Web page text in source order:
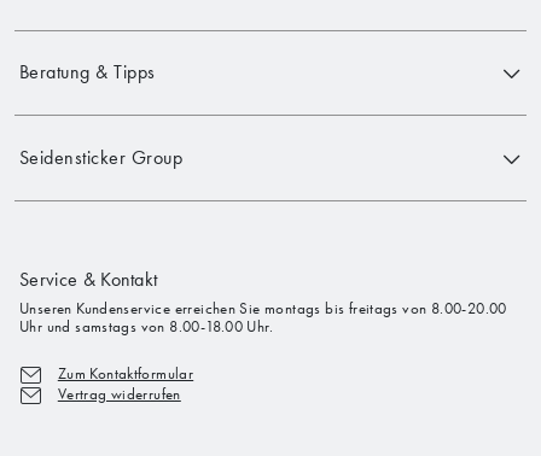
Beratung & Tipps
Seidensticker Group
Service & Kontakt
Unseren Kundenservice erreichen Sie montags bis freitags von 8.00-20.00
Uhr und samstags von 8.00-18.00 Uhr.
Zum Kontaktformular
Vertrag widerrufen